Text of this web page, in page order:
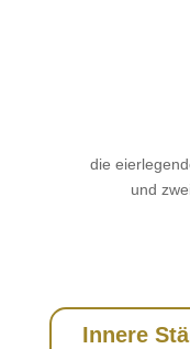
die
und
Innere